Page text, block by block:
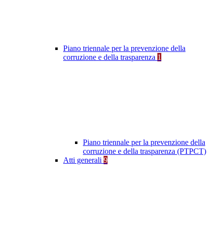
Piano triennale per la prevenzione della
corruzione e della trasparenza 1
Piano triennale per la prevenzione della
corruzione e della trasparenza (PTPCT)
Atti generali 9